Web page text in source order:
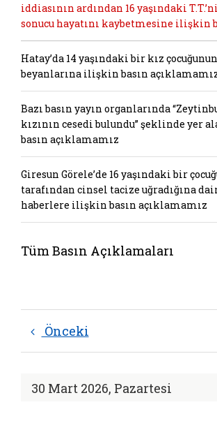
iddiasının ardından 16 yaşındaki
sonucu hayatını kaybetmesine ilişkin
Hatay’da 14 yaşındaki bir kız
beyanlarına ilişkin basın
Bazı basın yayın organlarında
kızının cesedi bulundu” şeklinde yer
basın açıklamamız
Giresun Görele’de 16 yaşındaki bir
tarafından cinsel tacize uğradığına
haberlere ilişkin basın açıklamamız
Tüm Basın Açıklamaları
Önceki
30 Mart 2026, Pazartesi